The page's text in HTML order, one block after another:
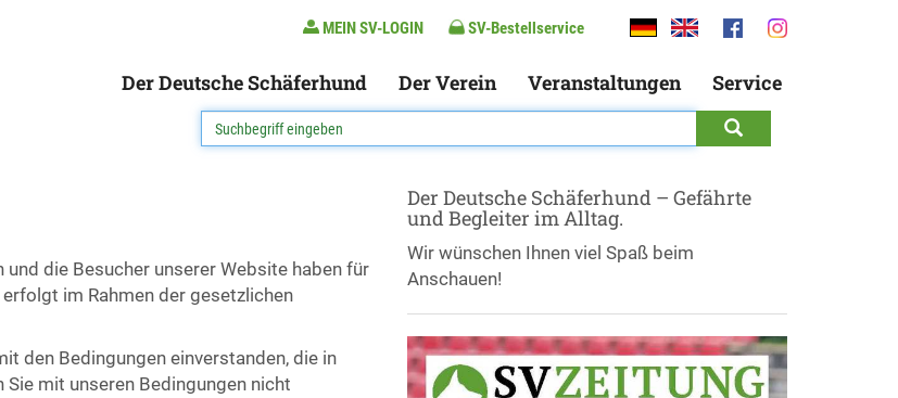
MEIN SV-LOGIN SV-Bestellservice
Der Deutsche Schäferhund Der Verein Veranstaltungen Service
die Besucher unserer Website haben für
im Rahmen der gesetzlichen
den Bedingungen einverstanden, die in
mit unseren Bedingungen nicht
Der Deutsche Schäferhund – Gefährte
und Begleiter im Alltag.
Wir wünschen Ihnen viel Spaß beim
Anschauen!